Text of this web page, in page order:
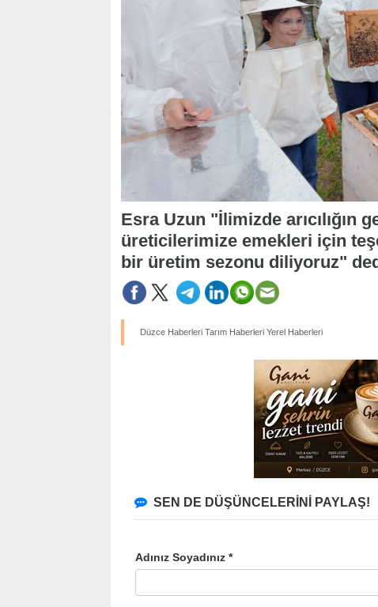
Esra Uzun "İlimizde arıcılığın
üreticilerimize emekleri için
bir üretim sezonu diliyoruz"
Düzce Haberleri Tarım Haberleri Yerel Haberleri
SEN DE DÜŞÜNCELERİNİ PAYLAŞ!
Adınız Soyadınız *